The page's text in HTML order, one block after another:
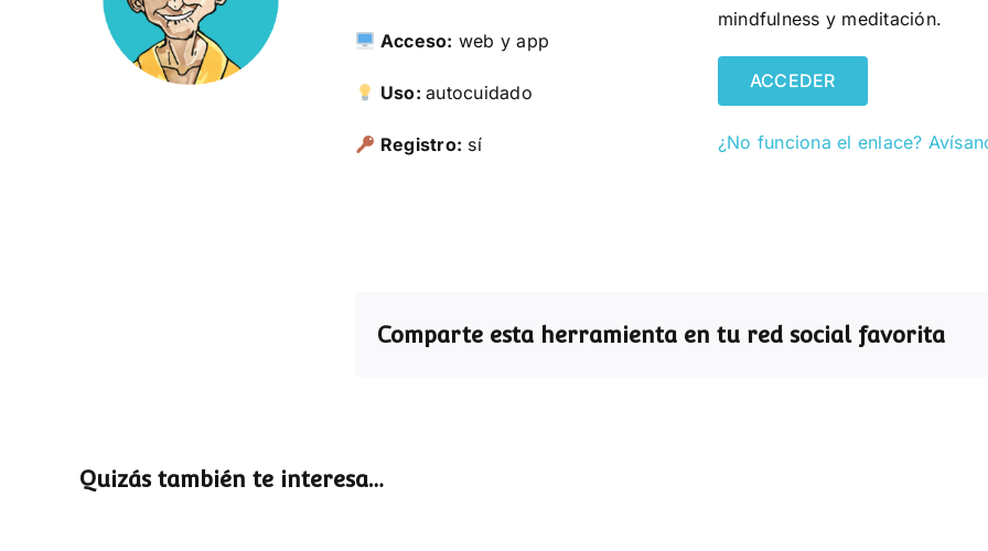
Acceso: web y app
Uso:autocuidado
Registro: sí
mindfulness y meditación.
ACCEDER
¿No funciona el enlace?
Comparte esta herramienta en tu red social favorita
Quizás también te interesa…